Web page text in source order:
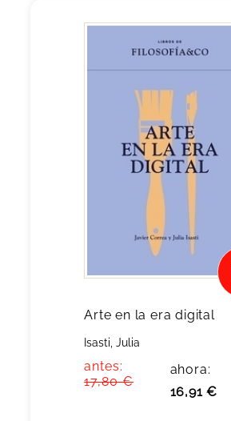
Arte en la era digital
Isasti, Julia
antes:
17,80 €
ahora:
16,91 €